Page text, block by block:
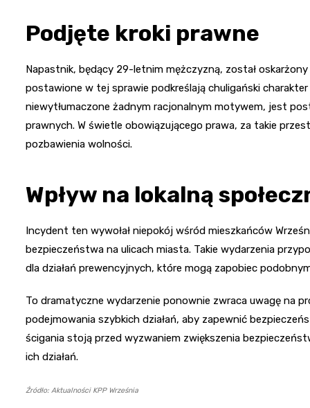
Podjęte kroki prawne
Napastnik, będący 29-letnim mężczyzną, został
postawione w tej sprawie podkreślają chuligański
niewytłumaczone żadnym racjonalnym motywem, jest
prawnych. W świetle obowiązującego prawa, za takie
pozbawienia wolności.
Wpływ na lokalną
Incydent ten wywołał niepokój wśród mieszkańców
bezpieczeństwa na ulicach miasta. Takie wydarzenia
dla działań prewencyjnych, które mogą zapobiec
To dramatyczne wydarzenie ponownie zwraca uwagę na
podejmowania szybkich działań, aby zapewnić
ścigania stoją przed wyzwaniem zwiększenia
ich działań.
Źródło: Aktualności KPP Września